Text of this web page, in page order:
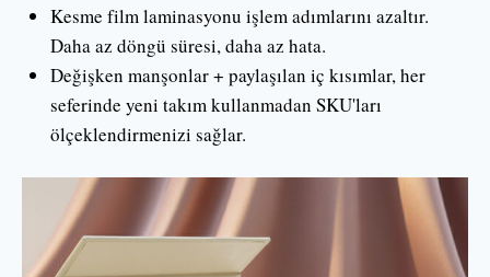
Kesme film laminasyonu işlem adımlarını azaltır.
Daha az döngü süresi, daha az hata.
Değişken manşonlar + paylaşılan iç kısımlar, her
seferinde yeni takım kullanmadan SKU'ları
ölçeklendirmenizi sağlar.